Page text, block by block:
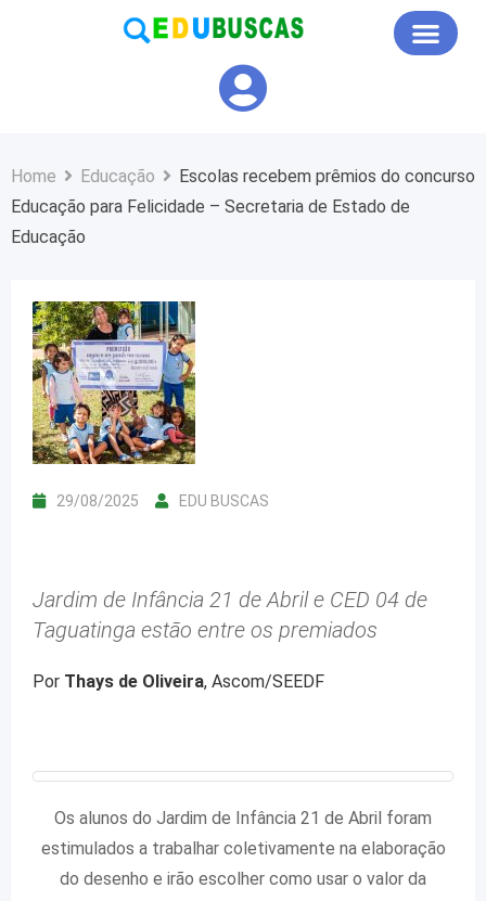
Home Educação
Escolas recebem prêmios do concurso
Educação para Felicidade – Secretaria de Estado de
Educação
29/08/2025 EDU BUSCAS
Jardim de Infância 21 de Abril e CED 04 de
Taguatinga estão entre os premiados
Por Thays de Oliveira, Ascom/SEEDF
Os alunos do Jardim de Infância 21 de Abril foram
estimulados a trabalhar coletivamente na elaboração
do desenho e irão escolher como usar o valor da